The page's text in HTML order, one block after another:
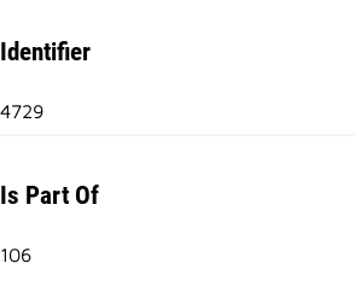
Identifier
4729
Is Part Of
106